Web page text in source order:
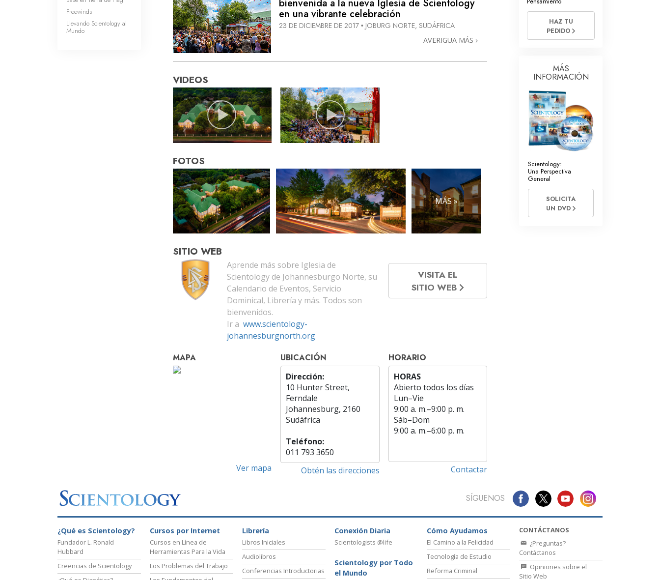
bienvenida a la nueva Iglesia de Scientology
en una vibrante celebración
23 DE DICIEMBRE DE 2017 • JOBURG NORTE, SUDÁFRICA
AVERIGUA MÁS
VIDEOS
FOTOS
MÁS »
SITIO WEB
Aprende más sobre Iglesia de
Scientology de Johannesburgo Norte, su
Calendario de Eventos, Servicio
Dominical, Librería y más. Todos son
bienvenidos.
Ir a www.scientology-
johannesburgnorth.org
VISITA EL
SITIO WEB
MAPA
Ver mapa
UBICACIÓN
Dirección:
10 Hunter Street,
Ferndale
Johannesburg, 2160
Sudáfrica
Teléfono:
011 793 3650
Obtén las direcciones
HORARIO
HORAS
Abierto todos los días
Lun–Vie
9:00 a. m.–9:00 p. m.
Sáb–Dom
9:00 a. m.–6:00 p. m.
Contactar
Freewinds
Llevando Scientology al
Mundo
HAZ TU
PEDIDO
MÁS
INFORMACIÓN
Scientology:
Una Perspectiva
General
SOLICITA
UN DVD
SÍGUENOS
¿Qué es Scientology?
Fundador L. Ronald
Hubbard
Creencias de Scientology
Cursos por Internet
Cursos en Línea de
Herramientas Para la Vida
Los Problemas del Trabajo
Librería
Libros Iniciales
Audiolibros
Conferencias Introductorias
Conexión Diaria
Scientologists @life
Scientology por Todo
el Mundo
Cómo Ayudamos
El Camino a la Felicidad
Tecnología de Estudio
Reforma Criminal
CONTÁCTANOS
¿Preguntas?
Contáctanos
Opiniones sobre el
Sitio Web